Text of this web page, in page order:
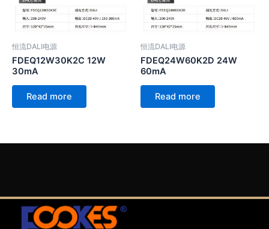
恒流DALI电源
FDEQ12W30K2C 12W
30mA
Read more
恒流DALI电源
FDEQ24W60K2D 24W
60mA
Read more